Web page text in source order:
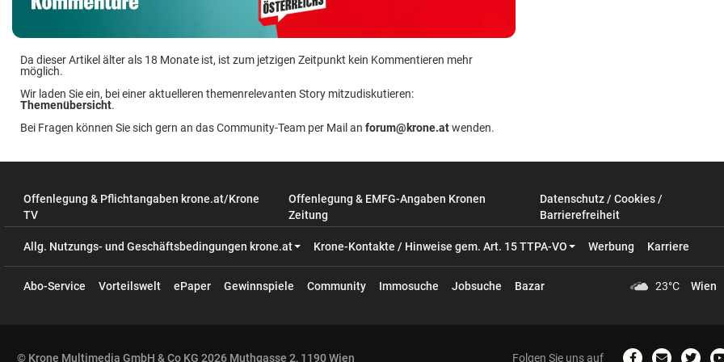
Da dieser Artikel älter als 18 Monate ist, ist zum jetzigen Zeitpunkt kein Kommentieren mehr
möglich.
Wir laden Sie ein, bei einer aktuelleren themenrelevanten Story mitzudiskutieren:
Themenübersicht.
Bei Fragen können Sie sich gern an das Community-Team per Mail an forum@krone.atwenden.
Offenlegung & Pflichtangaben krone.at/Krone
TV
Offenlegung & EMFG-Angaben Kronen
Zeitung
Datenschutz / Cookies /
Barrierefreiheit
Allg. Nutzungs- und Geschäftsbedingungen krone.at Krone-Kontakte / Hinweise gem. Art. 15 TTPA-VO Werbung Karriere
Abo-Service Vorteilswelt ePaper Gewinnspiele Community Immosuche Jobsuche Bazar 23°C Wien
© Krone Multimedia GmbH & Co KG 2026 Muthgasse 2, 1190 Wien Folgen Sie uns auf